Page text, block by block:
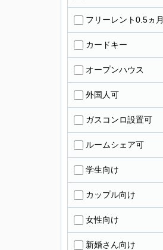
フリーレント0.5ヵ月
カードキー
オープンハウス
外国人可
ガスコンロ設置可
ルームシェア可
学生向け
カップル向け
女性向け
新婚さん向け